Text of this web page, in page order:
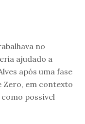
no
ajudado a
após uma fase
Zero, em contexto
possível